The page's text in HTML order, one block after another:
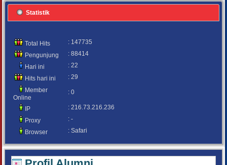
Statistik
Total Hits
: 147735
Pengunjung
: 88414
Hari ini
: 22
Hits hari ini
: 29
Member
Online
: 0
IP
: 216.73.216.236
Proxy
: -
Browser
: Safari